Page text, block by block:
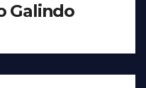
Galindo